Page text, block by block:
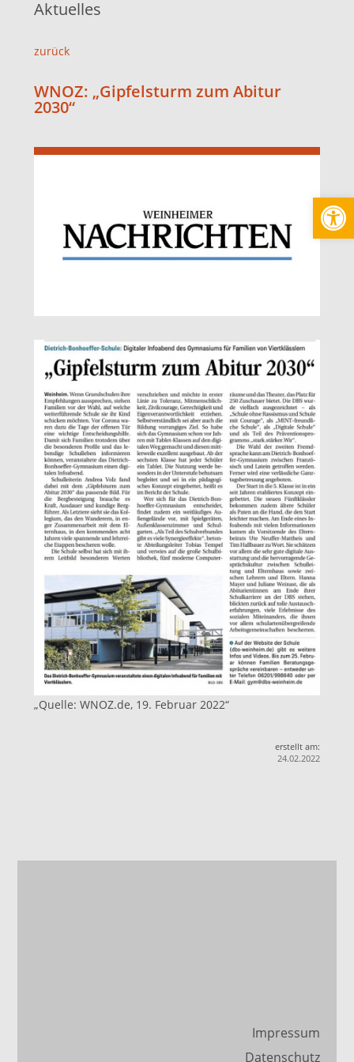
Aktuelles
zurück
WNOZ: „Gipfelsturm zum Abitur
2030“
„Quelle: WNOZ.de, 19. Februar 2022“
erstellt am:
24.02.2022
Impressum
Datenschutz